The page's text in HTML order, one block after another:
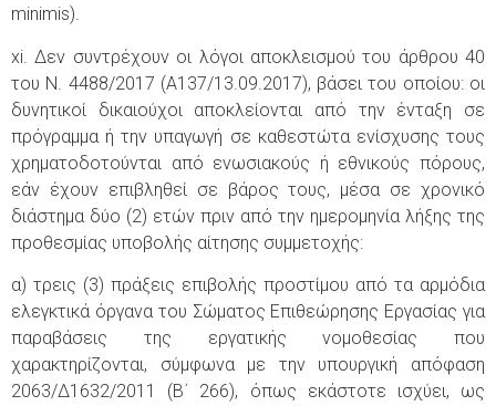
minimis).
xi. Δεν συντρέχουν οι λόγοι αποκλεισμού του άρθρου 40
του Ν. 4488/2017 (Α137/13.09.2017), βάσει του οποίου: οι
δυνητικοί δικαιούχοι αποκλείονται από την ένταξη σε
πρόγραμμα ή την υπαγωγή σε καθεστώτα ενίσχυσης τους
χρηματοδοτούνται από ενωσιακούς ή εθνικούς πόρους,
εάν έχουν επιβληθεί σε βάρος τους, μέσα σε χρονικό
διάστημα δύο (2) ετών πριν από την ημερομηνία λήξης της
προθεσμίας υποβολής αίτησης συμμετοχής:
α) τρεις (3) πράξεις επιβολής προστίμου από τα αρμόδια
ελεγκτικά όργανα του Σώματος Επιθεώρησης Εργασίας για
παραβάσεις της εργατικής νομοθεσίας που
χαρακτηρίζονται, σύμφωνα με την υπουργική απόφαση
2063/Δ1632/2011 (Β΄ 266), όπως εκάστοτε ισχύει, ως